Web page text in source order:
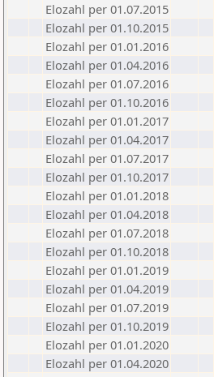
Elozahl per 01.07.2015
Elozahl per 01.10.2015
Elozahl per 01.01.2016
Elozahl per 01.04.2016
Elozahl per 01.07.2016
Elozahl per 01.10.2016
Elozahl per 01.01.2017
Elozahl per 01.04.2017
Elozahl per 01.07.2017
Elozahl per 01.10.2017
Elozahl per 01.01.2018
Elozahl per 01.04.2018
Elozahl per 01.07.2018
Elozahl per 01.10.2018
Elozahl per 01.01.2019
Elozahl per 01.04.2019
Elozahl per 01.07.2019
Elozahl per 01.10.2019
Elozahl per 01.01.2020
Elozahl per 01.04.2020